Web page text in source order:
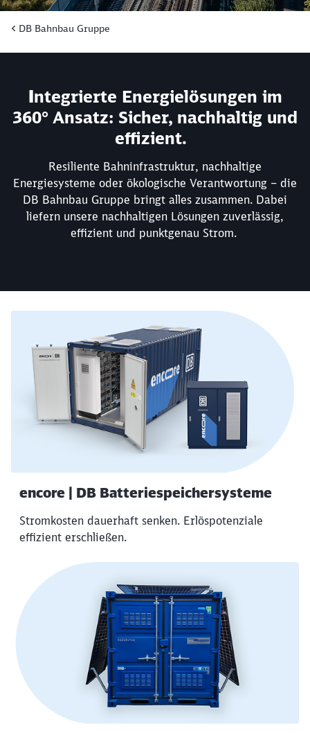
DB Bahnbau Gruppe
Integrierte Energielösungen im
360° Ansatz: Sicher, nachhaltig und
effizient.
Resiliente Bahninfrastruktur, nachhaltige
Energiesysteme oder ökologische Verantwortung – die
DB Bahnbau Gruppe bringt alles zusammen. Dabei
liefern unsere nachhaltigen Lösungen zuverlässig,
effizient und punktgenau Strom.
encore | DB Batteriespeichersysteme
Stromkosten dauerhaft senken. Erlöspotenziale
effizient erschließen.